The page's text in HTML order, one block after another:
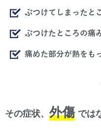
ぶつけてしまったと
ぶつけたところの痛
痛めた部分が熱をも
その症状、 外傷 では